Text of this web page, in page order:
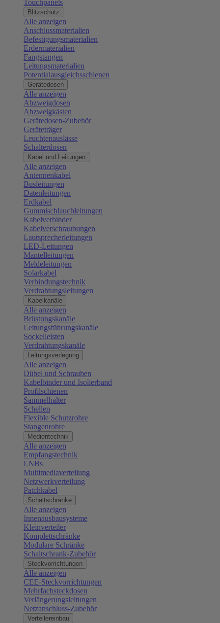
Touchpanels
Blitzschutz
Alle anzeigen
Anschlussmaterialien
Befestigungsmaterialien
Erdermaterialien
Fangstangen
Leitungsmaterialien
Potentialausgleichsschienen
Gerätedosen
Alle anzeigen
Abzweigdosen
Abzweigkästen
Gerätedosen-Zubehör
Geräteträger
Leuchtenauslässe
Schalterdosen
Kabel und Leitungen
Alle anzeigen
Antennenkabel
Busleitungen
Datenleitungen
Erdkabel
Gummischlauchleitungen
Kabelverbinder
Kabelverschraubungen
Lautsprecherleitungen
LED-Leitungen
Mantelleitungen
Meldeleitungen
Solarkabel
Verbindungstechnik
Verdrahtungsleitungen
Kabelkanäle
Alle anzeigen
Brüstungskanäle
Leitungsführungskanäle
Sockelleisten
Verdrahtungskanäle
Leitungsverlegung
Alle anzeigen
Dübel und Schrauben
Kabelbinder und Isolierband
Profilschienen
Sammelhalter
Schellen
Flexible Schutzrohre
Stangenrohre
Medientechnik
Alle anzeigen
Empfangstechnik
LNBs
Multimediaverteilung
Netzwerkverteilung
Patchkabel
Schaltschränke
Alle anzeigen
Innenausbausysteme
Kleinverteiler
Komplettschränke
Modulare Schränke
Schaltschrank-Zubehör
Steckvorrichtungen
Alle anzeigen
CEE-Steckvorrichtungen
Mehrfachsteckdosen
Verlängerungsleitungen
Netzanschluss-Zubehör
Verteilereinbau